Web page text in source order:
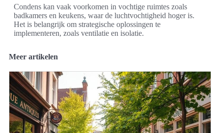
Condens kan vaak voorkomen in vochtige ruimtes zoals
badkamers en keukens, waar de luchtvochtigheid hoger is.
Het is belangrijk om strategische oplossingen te
implementeren, zoals ventilatie en isolatie.
Meer artikelen